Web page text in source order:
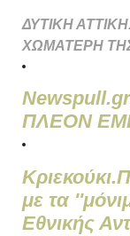
ΔΥΤΙΚΗ
ΧΩΜΑΤΕΡΗ
ΠΛΕΟΝ
με τα
Εθνικής